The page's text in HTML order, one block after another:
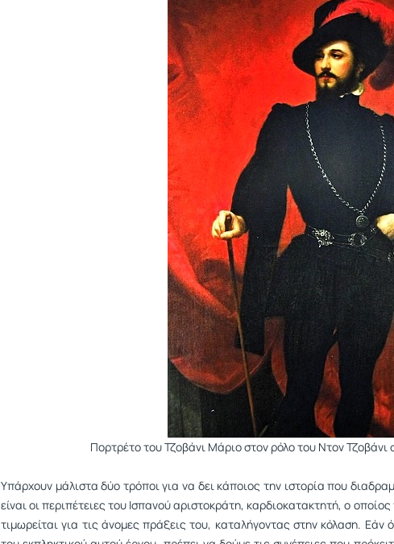
Πορτρέτο του Τζοβάνι Μάριο στον ρόλο του Ντον
Υπάρχουν μάλιστα δύο τρόποι για να δει κάποιος την ιστορία που
είναι οι περιπέτειες του Ισπανού αριστοκράτη, καρδιοκατακτητή, ο
τιμωρείται για τις άνομες πράξεις του, καταλήγοντας στην κόλαση.